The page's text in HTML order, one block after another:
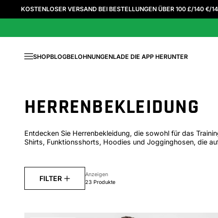
Zum Inhalt springen
BEI BESTELLUNGEN ÜBER 100 £/140 €/140 $. ES GELTEN
Menü
SHOPBLOGBELOHNUNGENLADE DIE APP HERUNTER
HERRENBEKLEIDUNG
Entdecken Sie Herrenbekleidung, die sowohl für das
Shirts, Funktionsshorts, Hoodies und Jogginghosen, die
FILTER
Anzeigen
23 Produkte